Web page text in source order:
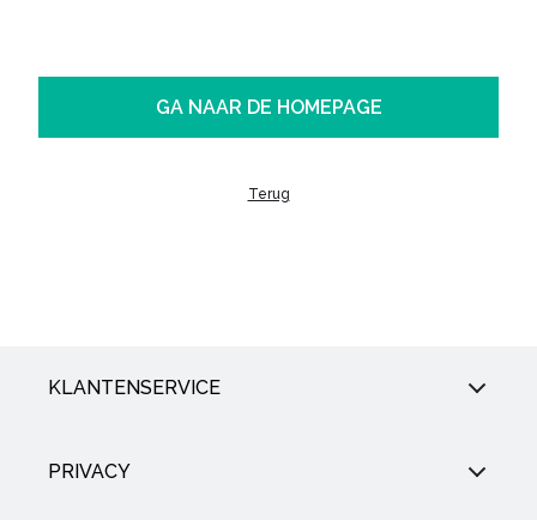
GA NAAR DE HOMEPAGE
Terug
KLANTENSERVICE
PRIVACY